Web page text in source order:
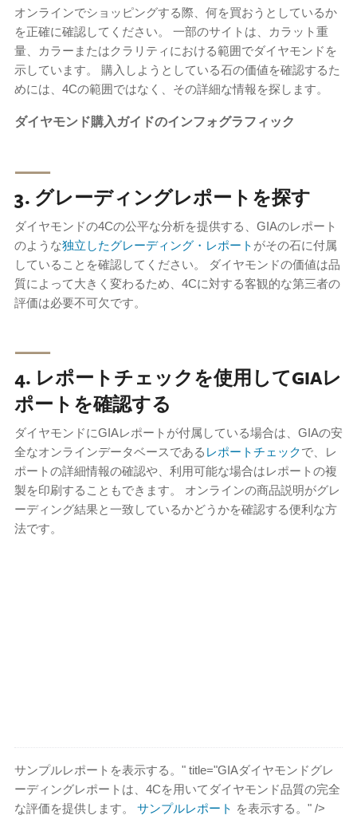
オンラインでショッピングする際、何を買おうとしているか
を正確に確認してください。 一部のサイトは、カラット重
量、カラーまたはクラリティにおける範囲でダイヤモンドを
示しています。 購入しようとしている石の価値を確認するた
めには、4Cの範囲ではなく、その詳細な情報を探します。
ダイヤモンド購入ガイドのインフォグラフィック
⸺
3. グレーディングレポートを探す
ダイヤモンドの4Cの公平な分析を提供する、GIAのレポート
のような独立したグレーディング・レポート がその石に付属
していることを確認してください。 ダイヤモンドの価値は品
質によって大きく変わるため、4Cに対する客観的な第三者の
評価は必要不可欠です。
⸺
4. レポートチェックを使用してGIAレ
ポートを確認する
ダイヤモンドにGIAレポートが付属している場合は、GIAの安
全なオンラインデータベースである レポートチェックで、レ
ポートの詳細情報の確認や、利用可能な場合はレポートの複
製を印刷することもできます。 オンラインの商品説明がグレ
ーディング結果と一致しているかどうかを確認する便利な方
法です。
サンプルレポートを表示する。" title="GIAダイヤモンドグレ
ーディングレポートは、4Cを用いてダイヤモンド品質の完全
な評価を提供します。 サンプルレポート を表示する。" />